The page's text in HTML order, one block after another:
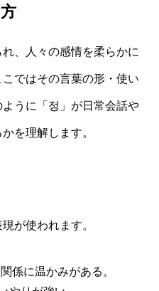
、人々の感情を柔らかに
ではその言葉の形・使い
うに「정」が日常会話や
を理解します。
が使われます。
係に温かみがある。